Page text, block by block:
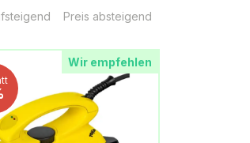
Preis absteigend
Wir empfehlen